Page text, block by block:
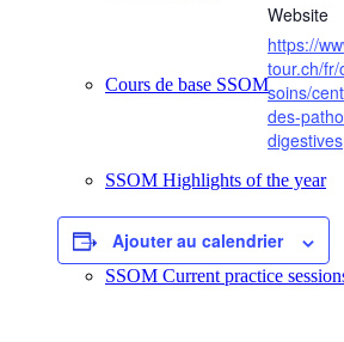
Cours de base SSOM
SSOM Highlights of the year
SSOM Current practice
Website
https://
tour.ch/fr/
soins/
des-
digestives
Ajouter au calendrier